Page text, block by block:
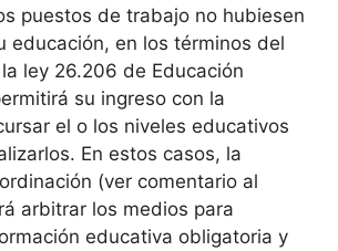
puestos de trabajo no hubiesen
educación, en los términos del
ley 26.206 de Educación
su ingreso con la
el o los niveles educativos
En estos casos, la
(ver comentario al
arbitrar los medios para
educativa obligatoria y